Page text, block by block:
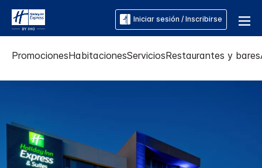
Iniciar sesión / Inscribirse
PromocionesHabitacionesServiciosRestaurantes y bares